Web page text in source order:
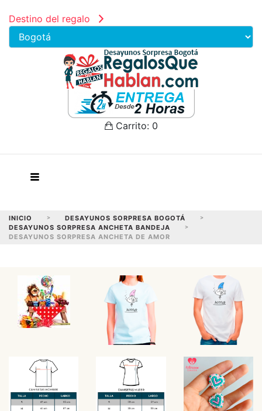
Destino del regalo
Carrito: 0
INICIO > DESAYUNOS SORPRESA BOGOTÁ >
DESAYUNOS SORPRESA ANCHETA BANDEJA >
DESAYUNOS SORPRESA ANCHETA DE AMOR